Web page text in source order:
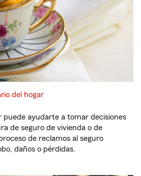
del hogar
puede ayudarte a tomar decisiones
de seguro de vivienda o de
de reclamos al seguro
daños o pérdidas.